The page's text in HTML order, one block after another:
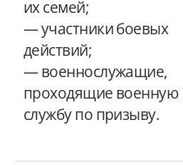
их семей;
— участники боевых
действий;
— военнослужащие,
проходящие военную
службу по призыву.